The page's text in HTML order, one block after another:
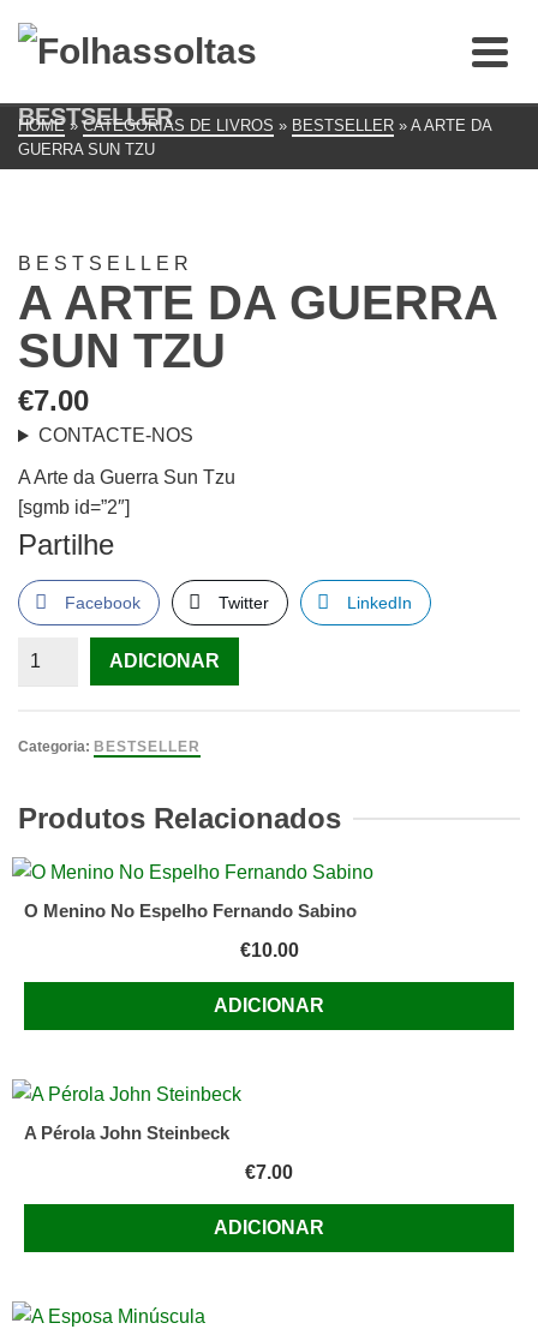
BESTSELLER
HOME » CATEGORIAS DE LIVROS » BESTSELLER » A ARTE DA
GUERRA SUN TZU
BESTSELLER
A ARTE DA GUERRA
SUN TZU
€7.00
CONTACTE-NOS
A Arte da Guerra Sun Tzu
[sgmb id=”2″]
Partilhe
Facebook Twitter LinkedIn
Quantidade
Arte
Sun
Tzu
ADICIONAR
Categoria: BESTSELLER
Produtos Relacionados
O Menino No Espelho Fernando Sabino
€10.00
ADICIONAR
A Pérola John Steinbeck
€7.00
ADICIONAR